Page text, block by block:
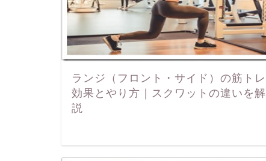
ランジ（フロント・サイド）の筋トレ
効果とやり方｜スクワットの違いを解
説